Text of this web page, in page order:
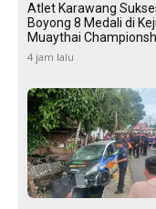
Atlet Karawang
Boyong 8 Medali di
Muaythai
4 jam lalu